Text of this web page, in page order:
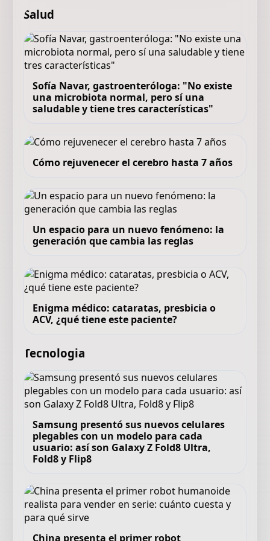
Salud
Sofía Navar, gastroenteróloga: "No existe
una microbiota normal, pero sí una
saludable y tiene tres características"
Cómo rejuvenecer el cerebro hasta 7 años
Un espacio para un nuevo fenómeno: la
generación que cambia las reglas
Enigma médico: cataratas, presbicia o
ACV, ¿qué tiene este paciente?
Tecnologia
Samsung presentó sus nuevos celulares
plegables con un modelo para cada
usuario: así son Galaxy Z Fold8 Ultra,
Fold8 y Flip8
China presenta el primer robot